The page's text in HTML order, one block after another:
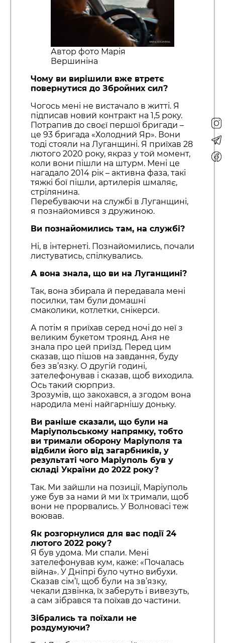
Автор фото Марія
Вершиніна
Чому ви вирішили вже втретє
повернутися до Збройних сил?
Чогось мені не вистачало в житті. Я
підписав новий контракт на 1,5 року.
Потрапив до своєї першої бригади –
це 93 бригада «Холодний Яр». Вони
тоді стояли на Луганщині. Я приїхав 28
лютого 2020 року, якраз у той момент,
коли вони пішли на штурм. Мені це
нагадало 2014 рік – активна фаза, такі
тяжкі бої пішли, артилерія шмаляє,
стрілянина.
Перебуваючи на службі в Луганщині,
я познайомився з дружиною.
Ви познайомились там, на службі?
Ні, в інтернеті. Познайомились, почали
листуватись, спілкувались.
А вона знала, що ви на Луганщині?
Так, вона збирала й передавала мені
посилки, там були домашні
смаколики, котлетки, снікерси.
А потім я приїхав серед ночі до неї з
великим букетом троянд. Аня не
знала про цей приїзд. Перед цим
сказав, що пішов на завдання, буду
без зв’язку. О другій годині,
зателефонував і сказав, щоб виходила.
Ось такий сюрприз.
Зрозумів, що закохався, а згодом вона
народила мені найгарнішу доньку.
Ви раніше сказали, що були на
Маріупольському напрямку, тобто
ви тримали оборону Маріуполя та
відбили його від загарбників, у
результаті чого Маріуполь був у
складі України до 2022 року?
Так. Ми зайшли на позиції, Маріуполь
уже був за нами й ми їх тримали, щоб
вони не прорвались. У Волновасі теж
воював.
Як розгорнулися для вас події 24
лютого 2022 року?
Я був удома. Ми спали. Мені
зателефонував кум, каже: «Почалась
війна». У Дніпрі було чутно вибухи.
Сказав сім’ї, щоб були на зв’язку,
чекали дзвінка, їх заберуть і вивезуть,
а сам зібрався та поїхав до частини.
Зібрались та поїхали не
роздумуючи?